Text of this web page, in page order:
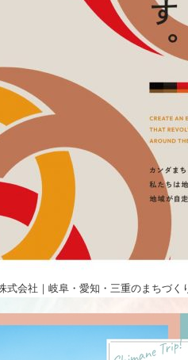
式会社｜岐阜・愛知・三重のまちづく